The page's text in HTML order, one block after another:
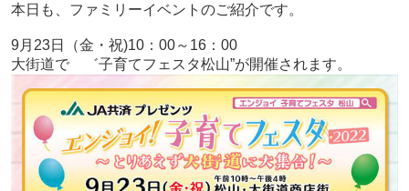
本日も、ファミリーイベントのご紹介です。
9月23日（金・祝)10：00～16：00
大街道で ゛子育てフェスタ松山”が開催されます。